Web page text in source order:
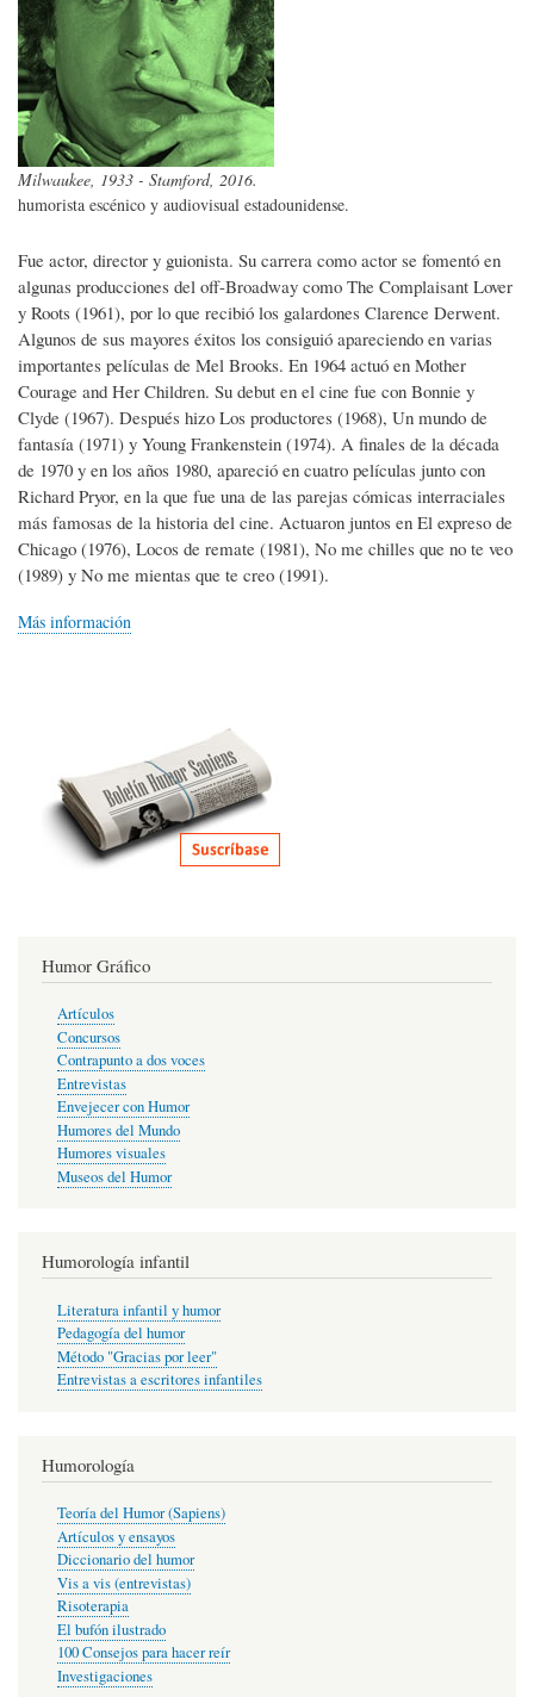
Milwaukee, 1933 - Stamford, 2016.
humorista escénico y audiovisual estadounidense.
Fue actor, director y guionista. Su carrera como actor se fomentó en
algunas producciones del off-Broadway como The Complaisant Lover
y Roots (1961), por lo que recibió los galardones Clarence Derwent.
Algunos de sus mayores éxitos los consiguió apareciendo en varias
importantes películas de Mel Brooks. En 1964 actuó en Mother
Courage and Her Children. Su debut en el cine fue con Bonnie y
Clyde (1967). Después hizo Los productores (1968), Un mundo de
fantasía (1971) y Young Frankenstein (1974). A finales de la década
de 1970 y en los años 1980, apareció en cuatro películas junto con
Richard Pryor, en la que fue una de las parejas cómicas interraciales
más famosas de la historia del cine. Actuaron juntos en El expreso de
Chicago (1976), Locos de remate (1981), No me chilles que no te veo
(1989) y No me mientas que te creo (1991).
Más información
Humor Gráfico
Artículos
Concursos
Contrapunto a dos voces
Entrevistas
Envejecer con Humor
Humores del Mundo
Humores visuales
Museos del Humor
Humorología infantil
Literatura infantil y humor
Pedagogía del humor
Método "Gracias por leer"
Entrevistas a escritores infantiles
Humorología
Teoría del Humor (Sapiens)
Artículos y ensayos
Diccionario del humor
Vis a vis (entrevistas)
Risoterapia
El bufón ilustrado
100 Consejos para hacer reír
Investigaciones